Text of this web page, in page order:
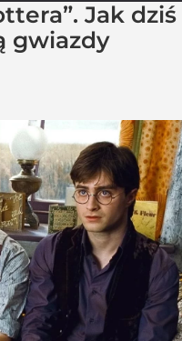
Jak dziś
gwiazdy